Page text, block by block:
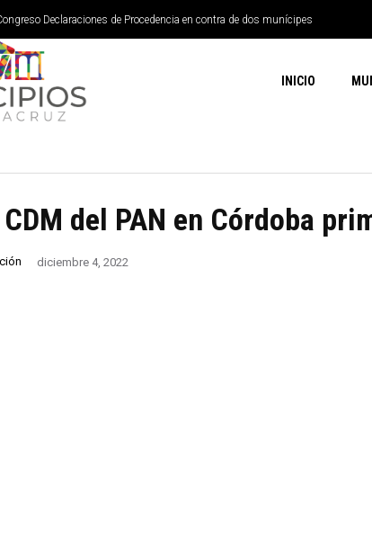
Declaraciones de Procedencia en contra de dos munícipes
INICIO
del PAN en Córdoba
diciembre 4, 2022